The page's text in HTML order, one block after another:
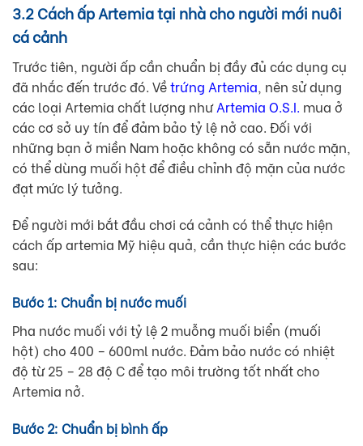
3.2 Cách ấp Artemia tại nhà cho người mới nuôi
cá cảnh
Trước tiên, người ấp cần chuẩn bị đầy đủ các dụng cụ
đã nhắc đến trước đó. Vềtrứng Artemia, nên sử dụng
các loại Artemia chất lượng nhưArtemia O.S.I. mua ở
các cơ sở uy tín để đảm bảo tỷ lệ nở cao. Đối với
những bạn ở miền Nam hoặc không có sẵn nước mặn,
có thể dùng muối hột để điều chỉnh độ mặn của nước
đạt mức lý tưởng.
Để người mới bắt đầu chơi cá cảnh có thể thực hiện
cách ấp artemia Mỹ hiệu quả, cần thực hiện các bước
sau:
Bước 1: Chuẩn bị nước muối
Pha nước muối với tỷ lệ 2 muỗng muối biển (muối
hột) cho 400 – 600ml nước. Đảm bảo nước có nhiệt
độ từ 25 – 28 độ C để tạo môi trường tốt nhất cho
Artemia nở.
Bước 2: Chuẩn bị bình ấp